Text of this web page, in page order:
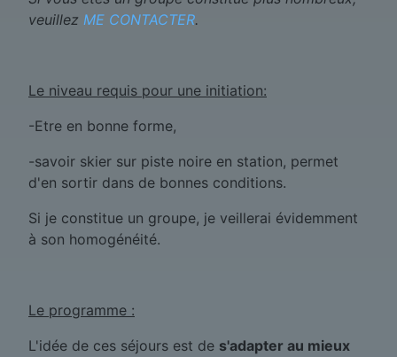
veuillez ME CONTACTER.
Le niveau requis pour une initiation:
-Etre en bonne forme,
-savoir skier sur piste noire en station, permet
d'en sortir dans de bonnes conditions.
Si je constitue un groupe, je veillerai évidemment
à son homogénéité.
Le programme :
L'idée de ces séjours est de s'adapter au mieux